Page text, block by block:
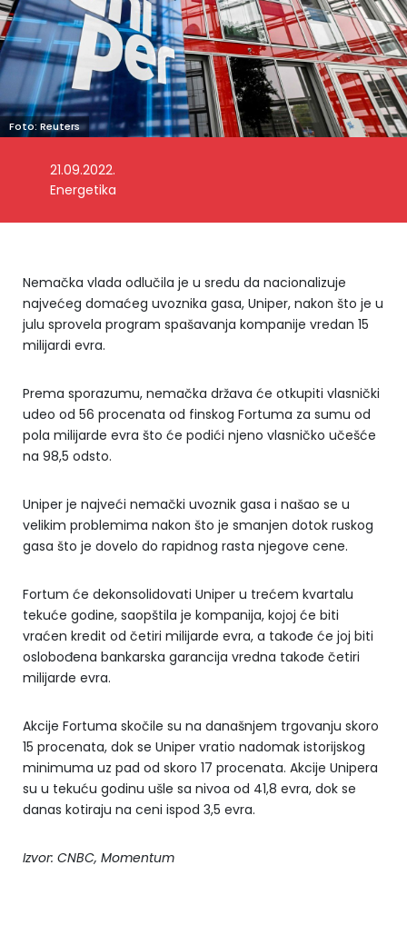
Foto: Reuters
21.09.2022.
Energetika
Nemačka vlada odlučila je u sredu da nacionalizuje
najvećeg domaćeg uvoznika gasa, Uniper, nakon što je u
julu sprovela program spašavanja kompanije vredan 15
milijardi evra.
Prema sporazumu, nemačka država će otkupiti vlasnički
udeo od 56 procenata od finskog Fortuma za sumu od
pola milijarde evra što će podići njeno vlasničko učešće
na 98,5 odsto.
Uniper je najveći nemački uvoznik gasa i našao se u
velikim problemima nakon što je smanjen dotok ruskog
gasa što je dovelo do rapidnog rasta njegove cene.
Fortum će dekonsolidovati Uniper u trećem kvartalu
tekuće godine, saopštila je kompanija, kojoj će biti
vraćen kredit od četiri milijarde evra, a takođe će joj biti
oslobođena bankarska garancija vredna takođe četiri
milijarde evra.
Akcije Fortuma skočile su na današnjem trgovanju skoro
15 procenata, dok se Uniper vratio nadomak istorijskog
minimuma uz pad od skoro 17 procenata. Akcije Unipera
su u tekuću godinu ušle sa nivoa od 41,8 evra, dok se
danas kotiraju na ceni ispod 3,5 evra.
Izvor: CNBC, Momentum